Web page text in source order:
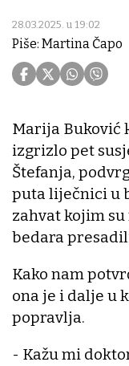
28.03.2025. u 19:02
Piše: Martina Čapo
Marija Buković
izgrizlo pet
Štefanja,
puta liječnici u
zahvat kojim
bedara
Kako nam
ona je i dalje u
popravlja.
- Kažu mi